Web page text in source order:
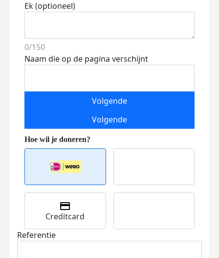
Ek (optioneel)
0/150
Naam die op de pagina verschijnt
Volgende
Volgende
Creditcard
Referentie